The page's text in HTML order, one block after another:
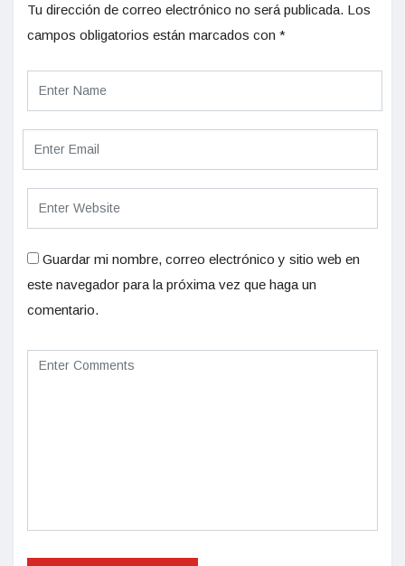
Tu dirección de correo electrónico no será publicada. Los
campos obligatorios están marcados con *
Guardar mi nombre, correo electrónico y sitio web en
este navegador para la próxima vez que haga un
comentario.